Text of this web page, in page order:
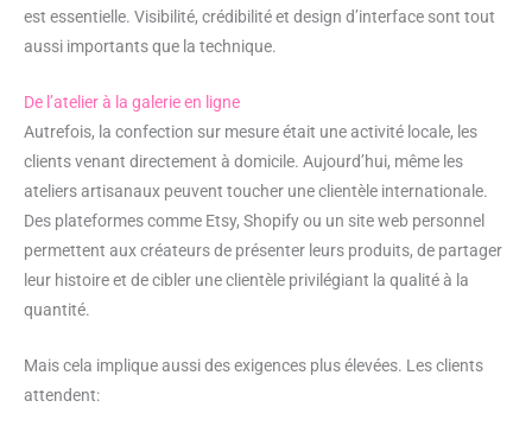
est essentielle. Visibilité, crédibilité et design d’interface sont tout
aussi importants que la technique.
De l’atelier à la galerie en ligne
Autrefois, la confection sur mesure était une activité locale, les
clients venant directement à domicile. Aujourd’hui, même les
ateliers artisanaux peuvent toucher une clientèle internationale.
Des plateformes comme Etsy, Shopify ou un site web personnel
permettent aux créateurs de présenter leurs produits, de partager
leur histoire et de cibler une clientèle privilégiant la qualité à la
quantité.
Mais cela implique aussi des exigences plus élevées. Les clients
attendent: